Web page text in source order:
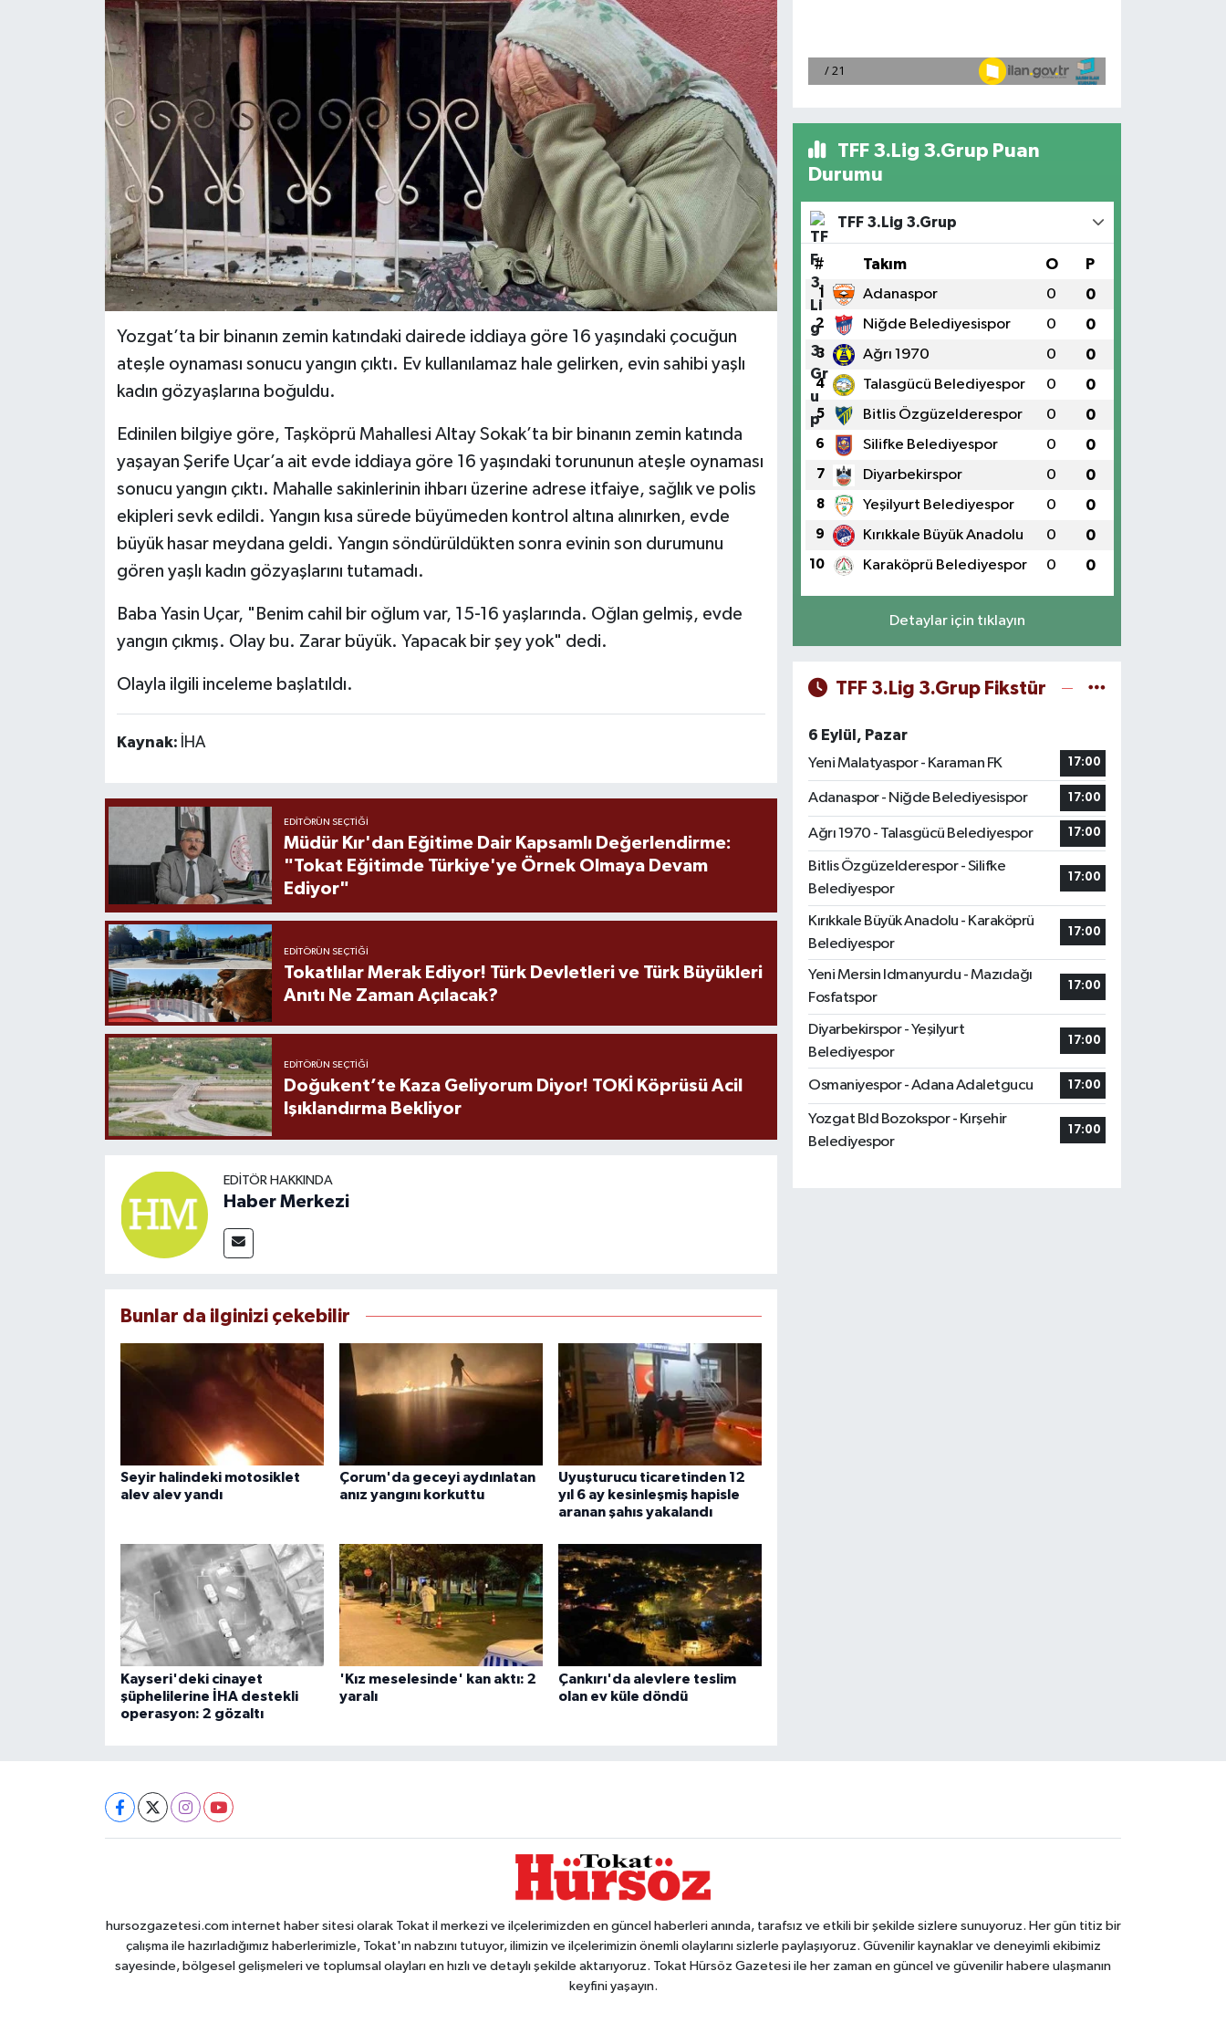
Yozgat’ta bir binanın zemin katındaki dairede iddiaya göre 16 yaşındaki çocuğun
ateşle oynaması sonucu yangın çıktı. Ev kullanılamaz hale gelirken, evin sahibi yaşlı
kadın gözyaşlarına boğuldu.
Edinilen bilgiye göre, Taşköprü Mahallesi Altay Sokak’ta bir binanın zemin katında
yaşayan Şerife Uçar’a ait evde iddiaya göre 16 yaşındaki torununun ateşle oynaması
sonucu yangın çıktı. Mahalle sakinlerinin ihbarı üzerine adrese itfaiye, sağlık ve polis
ekipleri sevk edildi. Yangın kısa sürede büyümeden kontrol altına alınırken, evde
büyük hasar meydana geldi. Yangın söndürüldükten sonra evinin son durumunu
gören yaşlı kadın gözyaşlarını tutamadı.
Baba Yasin Uçar, "Benim cahil bir oğlum var, 15-16 yaşlarında. Oğlan gelmiş, evde
yangın çıkmış. Olay bu. Zarar büyük. Yapacak bir şey yok" dedi.
Olayla ilgili inceleme başlatıldı.
Kaynak: İHA
EDITÖRÜN SEÇTIĞI
Müdür Kır'dan Eğitime Dair Kapsamlı Değerlendirme:
"Tokat Eğitimde Türkiye'ye Örnek Olmaya Devam
Ediyor"
EDITÖRÜN SEÇTIĞI
Tokatlılar Merak Ediyor! Türk Devletleri ve Türk Büyükleri
Anıtı Ne Zaman Açılacak?
EDITÖRÜN SEÇTIĞI
Doğukent’te Kaza Geliyorum Diyor! TOKİ Köprüsü Acil
Işıklandırma Bekliyor
EDITÖR HAKKINDA
Haber Merkezi
Bunlar da ilginizi çekebilir
Seyir halindeki motosiklet
alev alev yandı
Çorum'da geceyi aydınlatan
anız yangını korkuttu
Uyuşturucu ticaretinden 12
yıl 6 ay kesinleşmiş hapisle
aranan şahıs yakalandı
Kayseri'deki cinayet
şüphelilerine İHA destekli
operasyon: 2 gözaltı
'Kız meselesinde' kan aktı: 2
yaralı
Çankırı'da alevlere teslim
olan ev küle döndü
TFF 3.Lig 3.Grup Puan
Durumu
TFF 3.Lig 3.Grup
# Takım O P
1 Adanaspor 0 0
2 Niğde Belediyesispor 0 0
3 Ağrı 1970 0 0
4 Talasgücü Belediyespor 0 0
5 Bitlis Özgüzelderespor 0 0
6 Silifke Belediyespor 0 0
7 Diyarbekirspor 0 0
8 Yeşilyurt Belediyespor 0 0
9 Kırıkkale Büyük Anadolu 0 0
10 Karaköprü Belediyespor 0 0
Detaylar için tıklayın
TFF 3.Lig 3.Grup Fikstür
6 Eylül, Pazar
Yeni Malatyaspor - Karaman FK
17:00
Adanaspor - Niğde Belediyesispor 17:00
Ağrı 1970 - Talasgücü Belediyespor 17:00
Bitlis Özgüzelderespor - Silifke
Belediyespor
17:00
Kırıkkale Büyük Anadolu - Karaköprü
Belediyespor
17:00
Yeni Mersin Idmanyurdu - Mazıdağı
Fosfatspor
17:00
Diyarbekirspor - Yeşilyurt
Belediyespor
17:00
Osmaniyespor - Adana Adaletgucu 17:00
Yozgat Bld Bozokspor - Kırşehir
Belediyespor
17:00
hursozgazetesi.com internet haber sitesi olarak Tokat il merkezi ve ilçelerimizden en güncel haberleri anında, tarafsız ve etkili bir şekilde sizlere sunuyoruz. Her gün titiz bir
çalışma ile hazırladığımız haberlerimizle, Tokat'ın nabzını tutuyor, ilimizin ve ilçelerimizin önemli olaylarını sizlerle paylaşıyoruz. Güvenilir kaynaklar ve deneyimli ekibimiz
sayesinde, bölgesel gelişmeleri ve toplumsal olayları en hızlı ve detaylı şekilde aktarıyoruz. Tokat Hürsöz Gazetesi ile her zaman en güncel ve güvenilir habere ulaşmanın
keyfini yaşayın.
Ekonomi
Tokat Haber